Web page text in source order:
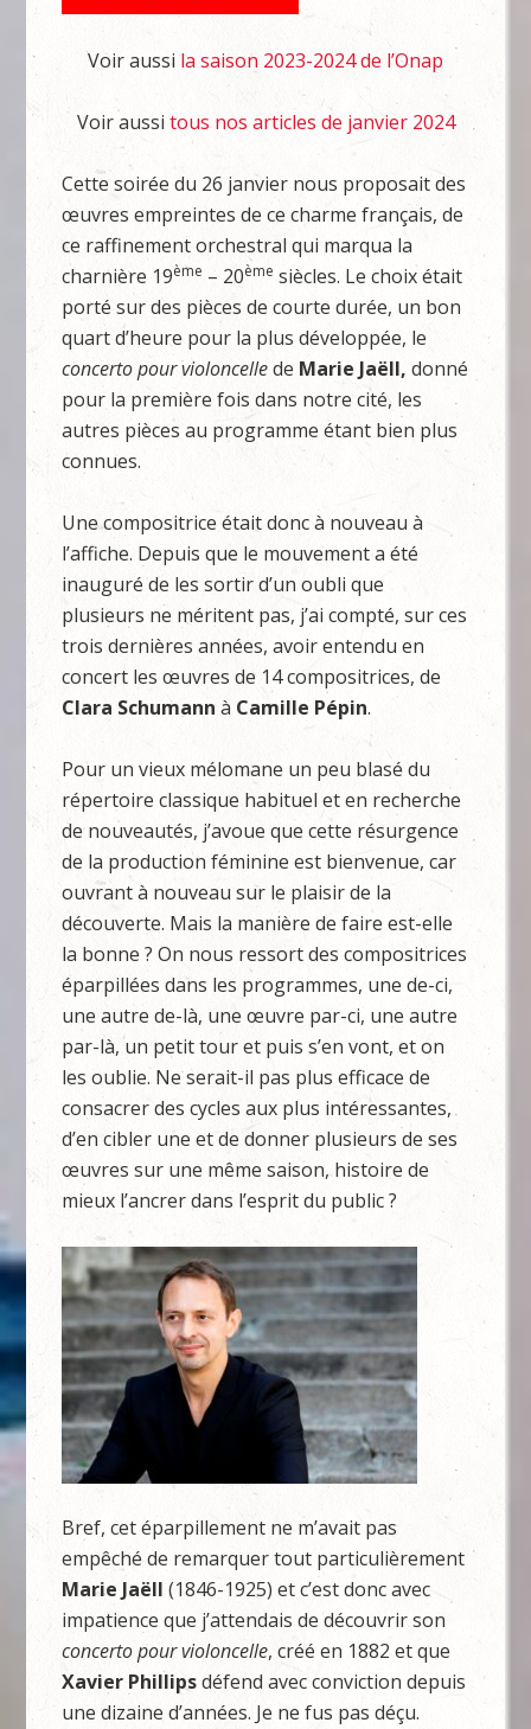
Voir aussi la saison 2023-2024 de l’Onap
Voir aussi tous nos articles de janvier 2024
Cette soirée du 26 janvier nous proposait des
œuvres empreintes de ce charme français, de
ce raffinement orchestral qui marqua la
charnière 19ème – 20ème siècles. Le choix était
porté sur des pièces de courte durée, un bon
quart d’heure pour la plus développée, le
concerto pour violoncellede Marie Jaëll, donné
pour la première fois dans notre cité, les
autres pièces au programme étant bien plus
connues.
Une compositrice était donc à nouveau à
l’affiche. Depuis que le mouvement a été
inauguré de les sortir d’un oubli que
plusieurs ne méritent pas, j’ai compté, sur ces
trois dernières années, avoir entendu en
concert les œuvres de 14 compositrices, de
Clara Schumann à Camille Pépin.
Pour un vieux mélomane un peu blasé du
répertoire classique habituel et en recherche
de nouveautés, j’avoue que cette résurgence
de la production féminine est bienvenue, car
ouvrant à nouveau sur le plaisir de la
découverte. Mais la manière de faire est-elle
la bonne ? On nous ressort des compositrices
éparpillées dans les programmes, une de-ci,
une autre de-là, une œuvre par-ci, une autre
par-là, un petit tour et puis s’en vont, et on
les oublie. Ne serait-il pas plus efficace de
consacrer des cycles aux plus intéressantes,
d’en cibler une et de donner plusieurs de ses
œuvres sur une même saison, histoire de
mieux l’ancrer dans l’esprit du public ?
Bref, cet éparpillement ne m’avait pas
empêché de remarquer tout particulièrement
Marie Jaëll(1846-1925) et c’est donc avec
impatience que j’attendais de découvrir son
concerto pour violoncelle, créé en 1882 et que
Xavier Phillipsdéfend avec conviction depuis
une dizaine d’années. Je ne fus pas déçu.